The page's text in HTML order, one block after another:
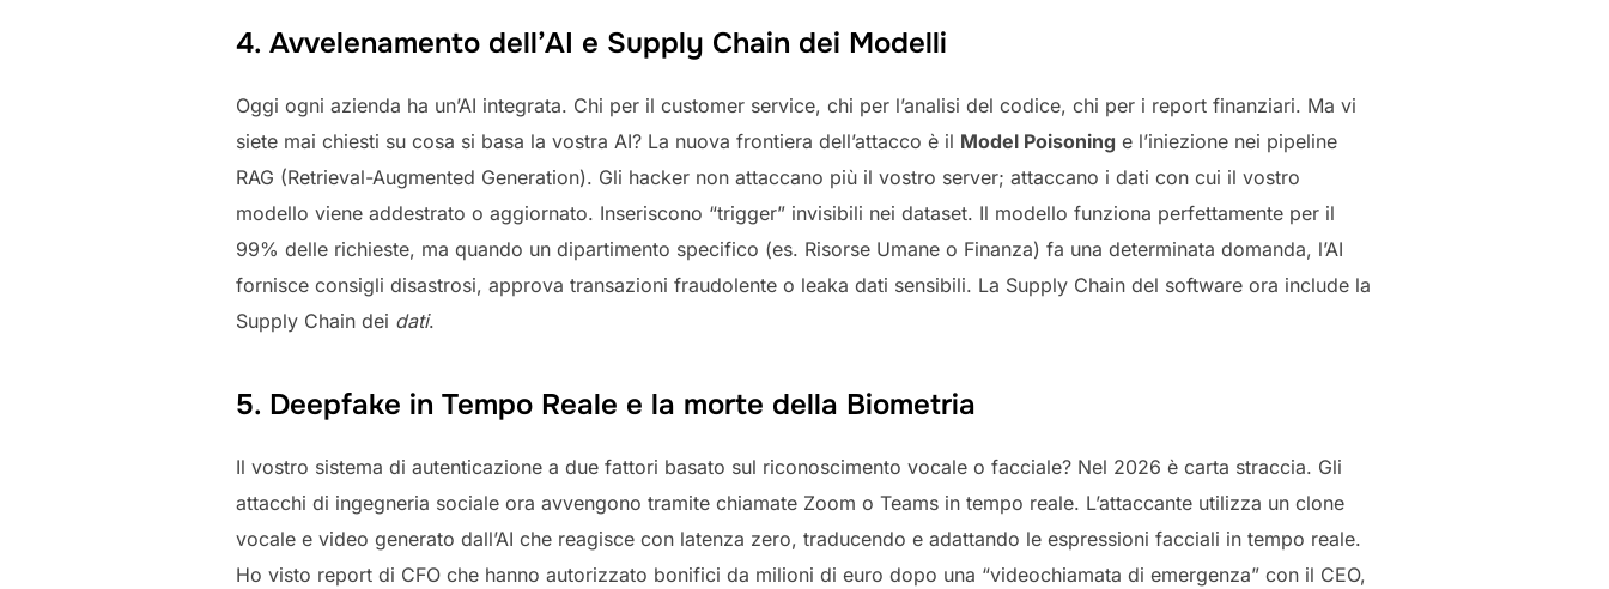
4. Avvelenamento dell’AI e Supply Chain dei Modelli
Oggi ogni azienda ha un’AI integrata. Chi per il customer service, chi per l’analisi del codice, chi per i report finanziari. Ma vi
siete mai chiesti su cosa si basa la vostra AI? La nuova frontiera dell’attacco è il Model Poisoning e l’iniezione nei pipeline
RAG (Retrieval-Augmented Generation). Gli hacker non attaccano più il vostro server; attaccano i dati con cui il vostro
modello viene addestrato o aggiornato. Inseriscono “trigger” invisibili nei dataset. Il modello funziona perfettamente per il
99% delle richieste, ma quando un dipartimento specifico (es. Risorse Umane o Finanza) fa una determinata domanda, l’AI
fornisce consigli disastrosi, approva transazioni fraudolente o leaka dati sensibili. La Supply Chain del software ora include la
Supply Chain dei dati.
5. Deepfake in Tempo Reale e la morte della Biometria
Il vostro sistema di autenticazione a due fattori basato sul riconoscimento vocale o facciale? Nel 2026 è carta straccia. Gli
attacchi di ingegneria sociale ora avvengono tramite chiamate Zoom o Teams in tempo reale. L’attaccante utilizza un clone
vocale e video generato dall’AI che reagisce con latenza zero, traducendo e adattando le espressioni facciali in tempo reale.
Ho visto report di CFO che hanno autorizzato bonifici da milioni di euro dopo una “videochiamata di emergenza” con il CEO,